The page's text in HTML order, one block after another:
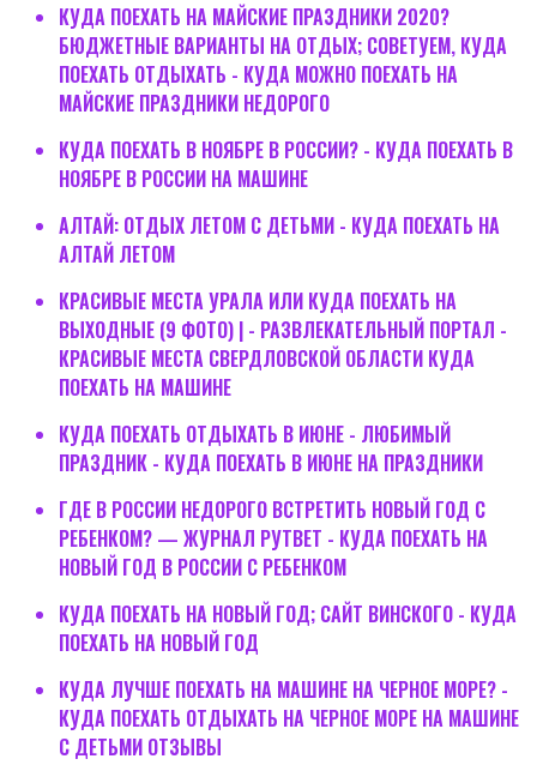
КУДА ПОЕХАТЬ НА МАЙСКИЕ ПРАЗДНИКИ 2020?
БЮДЖЕТНЫЕ ВАРИАНТЫ НА ОТДЫХ; СОВЕТУЕМ, КУДА
ПОЕХАТЬ ОТДЫХАТЬ - КУДА МОЖНО ПОЕХАТЬ НА
МАЙСКИЕ ПРАЗДНИКИ НЕДОРОГО
КУДА ПОЕХАТЬ В НОЯБРЕ В РОССИИ? - КУДА ПОЕХАТЬ В
НОЯБРЕ В РОССИИ НА МАШИНЕ
АЛТАЙ: ОТДЫХ ЛЕТОМ С ДЕТЬМИ - КУДА ПОЕХАТЬ НА
АЛТАЙ ЛЕТОМ
КРАСИВЫЕ МЕСТА УРАЛА ИЛИ КУДА ПОЕХАТЬ НА
ВЫХОДНЫЕ (9 ФОТО) | - РАЗВЛЕКАТЕЛЬНЫЙ ПОРТАЛ -
КРАСИВЫЕ МЕСТА СВЕРДЛОВСКОЙ ОБЛАСТИ КУДА
ПОЕХАТЬ НА МАШИНЕ
КУДА ПОЕХАТЬ ОТДЫХАТЬ В ИЮНЕ - ЛЮБИМЫЙ
ПРАЗДНИК - КУДА ПОЕХАТЬ В ИЮНЕ НА ПРАЗДНИКИ
ГДЕ В РОССИИ НЕДОРОГО ВСТРЕТИТЬ НОВЫЙ ГОД С
РЕБЕНКОМ? — ЖУРНАЛ РУТВЕТ - КУДА ПОЕХАТЬ НА
НОВЫЙ ГОД В РОССИИ С РЕБЕНКОМ
КУДА ПОЕХАТЬ НА НОВЫЙ ГОД; САЙТ ВИНСКОГО - КУДА
ПОЕХАТЬ НА НОВЫЙ ГОД
КУДА ЛУЧШЕ ПОЕХАТЬ НА МАШИНЕ НА ЧЕРНОЕ МОРЕ? -
КУДА ПОЕХАТЬ ОТДЫХАТЬ НА ЧЕРНОЕ МОРЕ НА МАШИНЕ
С ДЕТЬМИ ОТЗЫВЫ